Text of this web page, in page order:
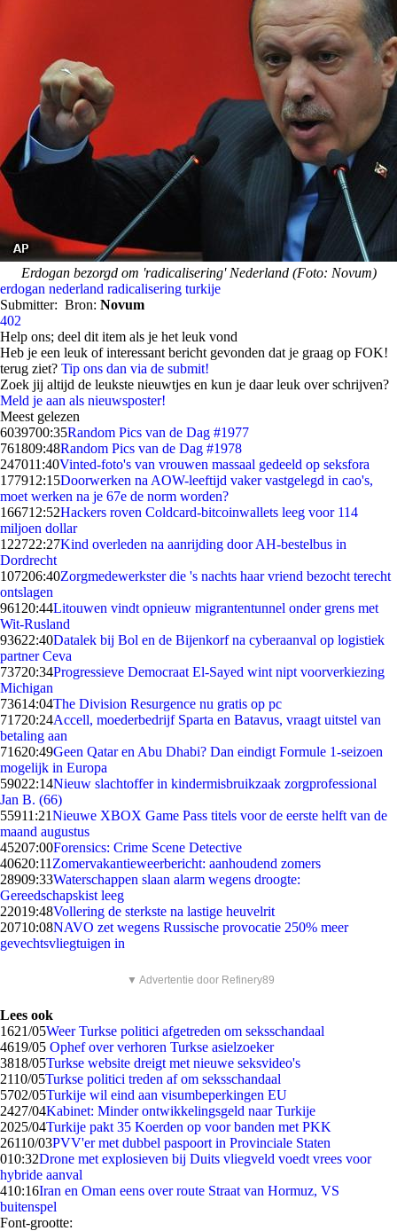
Erdogan bezorgd om 'radicalisering' Nederland (Foto: Novum)
erdogan nederland radicalisering turkije
Submitter: Bron: Novum
402
Help ons; deel dit item als je het leuk vond
Heb je een leuk of interessant bericht gevonden dat je graag op FOK!
terug ziet? Tip ons dan via de submit!
Zoek jij altijd de leukste nieuwtjes en kun je daar leuk over schrijven?
Meld je aan als nieuwsposter!
Meest gelezen
6039700:35Random Pics van de Dag #1977
761809:48Random Pics van de Dag #1978
247011:40Vinted-foto's van vrouwen massaal gedeeld op seksfora
177912:15Doorwerken na AOW-leeftijd vaker vastgelegd in cao's,
moet werken na je 67e de norm worden?
166712:52Hackers roven Coldcard-bitcoinwallets leeg voor 114
miljoen dollar
122722:27Kind overleden na aanrijding door AH-bestelbus in
Dordrecht
107206:40Zorgmedewerkster die 's nachts haar vriend bezocht terecht
ontslagen
961 20:44Litouwen vindt opnieuw migrantentunnel onder grens met
Wit-Rusland
93622:40Datalek bij Bol en de Bijenkorf na cyberaanval op logistiek
partner Ceva
73720:34Progressieve Democraat El-Sayed wint nipt voorverkiezing
Michigan
73614:04The Division Resurgence nu gratis op pc
71720:24Accell, moederbedrijf Sparta en Batavus, vraagt uitstel van
betaling aan
71620:49Geen Qatar en Abu Dhabi? Dan eindigt Formule 1-seizoen
mogelijk in Europa
59022:14Nieuw slachtoffer in kindermisbruikzaak zorgprofessional
Jan B. (66)
55911:21Nieuwe XBOX Game Pass titels voor de eerste helft van de
maand augustus
45207:00Forensics: Crime Scene Detective
40620:11 Zomervakantieweerbericht: aanhoudend zomers
28909:33Waterschappen slaan alarm wegens droogte:
Gereedschapskist leeg
22019:48Vollering de sterkste na lastige heuvelrit
20710:08NAVO zet wegens Russische provocatie 250% meer
gevechtsvliegtuigen in
▼ Advertentie door Refinery89
Lees ook
1621/05Weer Turkse politici afgetreden om seksschandaal
4619/05 Ophef over verhoren Turkse asielzoeker
3818/05Turkse website dreigt met nieuwe seksvideo's
2110/05Turkse politici treden af om seksschandaal
5702/05Turkije wil eind aan visumbeperkingen EU
2427/04Kabinet: Minder ontwikkelingsgeld naar Turkije
2025/04Turkije pakt 35 Koerden op voor banden met PKK
26110/03PVV'er met dubbel paspoort in Provinciale Staten
010:32Drone met explosieven bij Duits vliegveld voedt vrees voor
hybride aanval
410:16Iran en Oman eens over route Straat van Hormuz, VS
buitenspel
Font-grootte: